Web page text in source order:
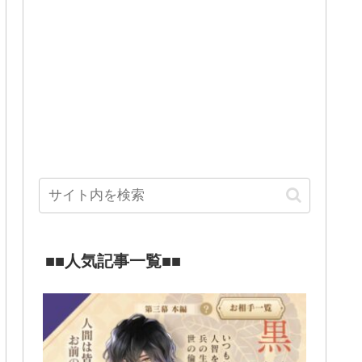
■■人気記事一覧■■